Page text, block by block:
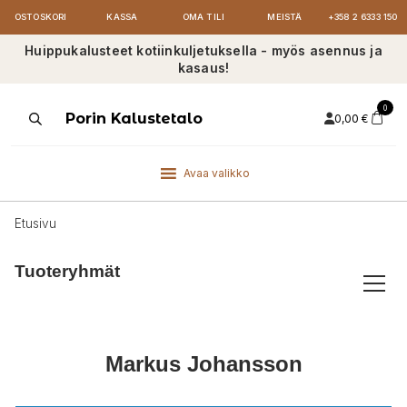
OSTOSKORI KASSA OMA TILI MEISTÄ +358 2 6333 150
Huippukalusteet kotiinkuljetuksella - myös asennus ja
kasaus!
ProductsPorin Kalustetalo 0,00 €
0
Avaa valikko
Etusivu
Tuoteryhmät
Markus Johansson